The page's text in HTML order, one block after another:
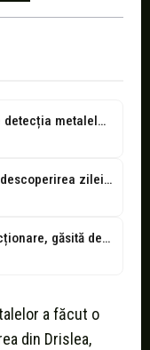
Surpriză pentru un pasionat de detecția metalelor. A chemat imediat pompierii!
Un pasionat de metale a făcut descoperirea zilei... de Ziua Națională a...
Grenadă RG-42 în stare de funcționare, găsită de un pasionat de detecția...
a făcut o
din Drislea,